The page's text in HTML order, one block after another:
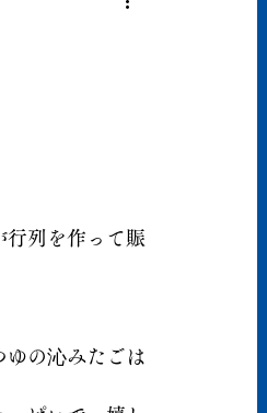
行列を作って賑
の沁みたごは